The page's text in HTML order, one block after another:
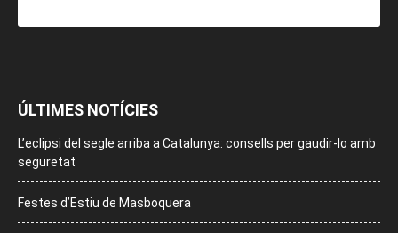
ÚLTIMES NOTÍCIES
L’eclipsi del segle arriba a Catalunya: consells per gaudir-lo amb
seguretat
Festes d’Estiu de Masboquera